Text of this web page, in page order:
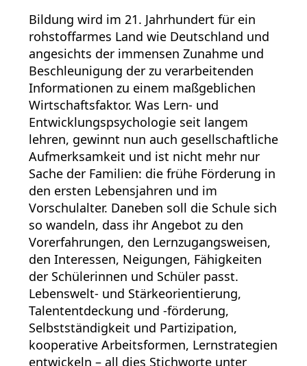
Bildung wird im 21. Jahrhundert für ein
rohstoffarmes Land wie Deutschland und
angesichts der immensen Zunahme und
Beschleunigung der zu verarbeitenden
Informationen zu einem maßgeblichen
Wirtschaftsfaktor. Was Lern- und
Entwicklungspsychologie seit langem
lehren, gewinnt nun auch gesellschaftliche
Aufmerksamkeit und ist nicht mehr nur
Sache der Familien: die frühe Förderung in
den ersten Lebensjahren und im
Vorschulalter. Daneben soll die Schule sich
so wandeln, dass ihr Angebot zu den
Vorerfahrungen, den Lernzugangsweisen,
den Interessen, Neigungen, Fähigkeiten
der Schülerinnen und Schüler passt.
Lebenswelt- und Stärkeorientierung,
Talententdeckung und -förderung,
Selbstständigkeit und Partizipation,
kooperative Arbeitsformen, Lernstrategien
entwickeln – all dies Stichworte unter